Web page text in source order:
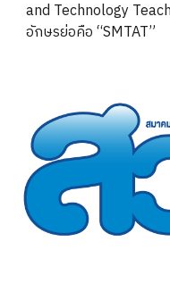
and Technology
อักษรย่อคือ “SMTAT”